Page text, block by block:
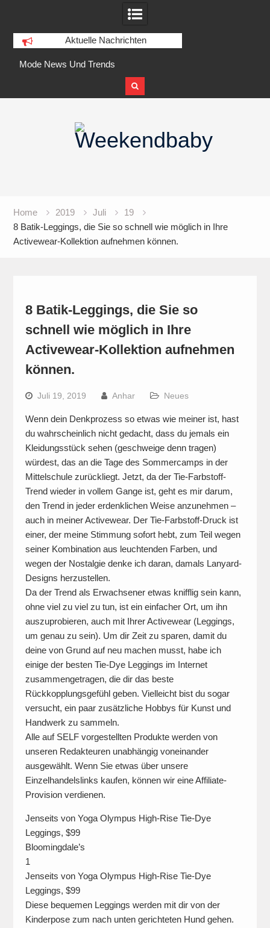
Aktuelle Nachrichten
Mode News Und Trends
Mode-nachrichten, Ratschläge Und
Top Modetrends 2022
Home 2019 Juli
19
8 Batik-Leggings, die Sie so schnell wie möglich in Ihre
Activewear-Kollektion aufnehmen können.
8 Batik-Leggings, die Sie so
schnell wie möglich in Ihre
Activewear-Kollektion aufnehmen
können.
Juli 19, 2019 Anhar Neues
Wenn dein Denkprozess so etwas wie meiner ist, hast
du wahrscheinlich nicht gedacht, dass du jemals ein
Kleidungsstück sehen (geschweige denn tragen)
würdest, das an die Tage des Sommercamps in der
Mittelschule zurückliegt. Jetzt, da der Tie-Farbstoff-
Trend wieder in vollem Gange ist, geht es mir darum,
den Trend in jeder erdenklichen Weise anzunehmen –
auch in meiner Activewear. Der Tie-Farbstoff-Druck ist
einer, der meine Stimmung sofort hebt, zum Teil wegen
seiner Kombination aus leuchtenden Farben, und
wegen der Nostalgie denke ich daran, damals Lanyard-
Designs herzustellen.
Da der Trend als Erwachsener etwas knifflig sein kann,
ohne viel zu viel zu tun, ist ein einfacher Ort, um ihn
auszuprobieren, auch mit Ihrer Activewear (Leggings,
um genau zu sein). Um dir Zeit zu sparen, damit du
deine von Grund auf neu machen musst, habe ich
einige der besten Tie-Dye Leggings im Internet
zusammengetragen, die dir das beste
Rückkopplungsgefühl geben. Vielleicht bist du sogar
versucht, ein paar zusätzliche Hobbys für Kunst und
Handwerk zu sammeln.
Alle auf SELF vorgestellten Produkte werden von
unseren Redakteuren unabhängig voneinander
ausgewählt. Wenn Sie etwas über unsere
Einzelhandelslinks kaufen, können wir eine Affiliate-
Provision verdienen.
Jenseits von Yoga Olympus High-Rise Tie-Dye
Leggings, $99
Bloomingdale’s
1
Jenseits von Yoga Olympus High-Rise Tie-Dye
Leggings, $99
Diese bequemen Leggings werden mit dir von der
Kinderpose zum nach unten gerichteten Hund gehen.